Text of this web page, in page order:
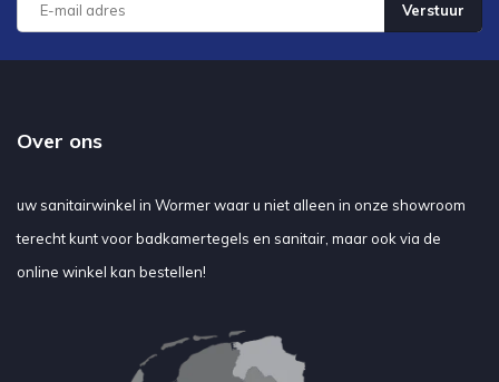
Verstuur
Over ons
uw sanitairwinkel in Wormer waar u niet alleen in onze showroom
terecht kunt voor badkamertegels en sanitair, maar ook via de
online winkel kan bestellen!